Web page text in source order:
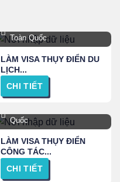
Toàn Quốc
LÀM VISA THỤY ĐIỂN DU
LỊCH...
CHI TIẾT
Quốc
LÀM VISA THỤY ĐIỂN
CÔNG TÁC...
CHI TIẾT